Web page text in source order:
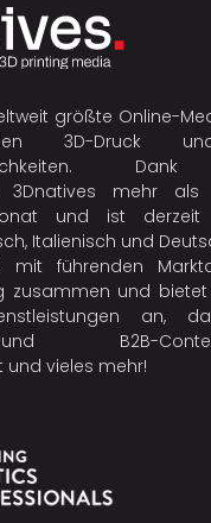
größte Online-
3D-Druck
3Dnatives mehr als
und ist derzeit
Italienisch und
mit führenden
zusammen und bietet
an,
B2B-Content-
vieles mehr!